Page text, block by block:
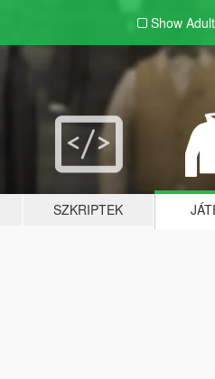
Show Adult
SZKRIPTEK